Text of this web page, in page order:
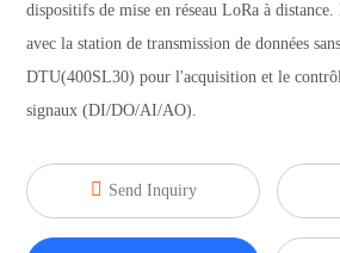
dispositifs de mise en réseau LoRa à
avec la station de transmission de données
DTU(400SL30) pour l'acquisition et le
signaux (DI/DO/AI/AO).
 Send Inquiry